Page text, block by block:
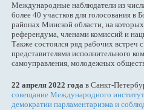
Международные наблюдатели из
более 40 участков для голосования
районах Минской области, на
референдума, членами комиссий и
Также состоялся ряд рабочих встреч
представителями исполнительного
самоуправления, молодежных
22 апреля 2022 года в Санкт-
совещание Международного
демократии парламентаризма и